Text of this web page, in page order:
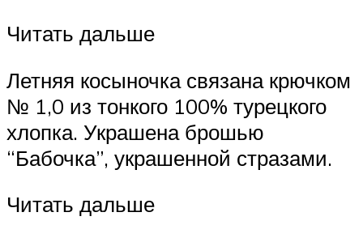
Читать дальше
Летняя косыночка связана крючком
№ 1,0 из тонкого 100% турецкого
хлопка. Украшена брошью
“Бабочка”, украшенной стразами.
Читать дальше